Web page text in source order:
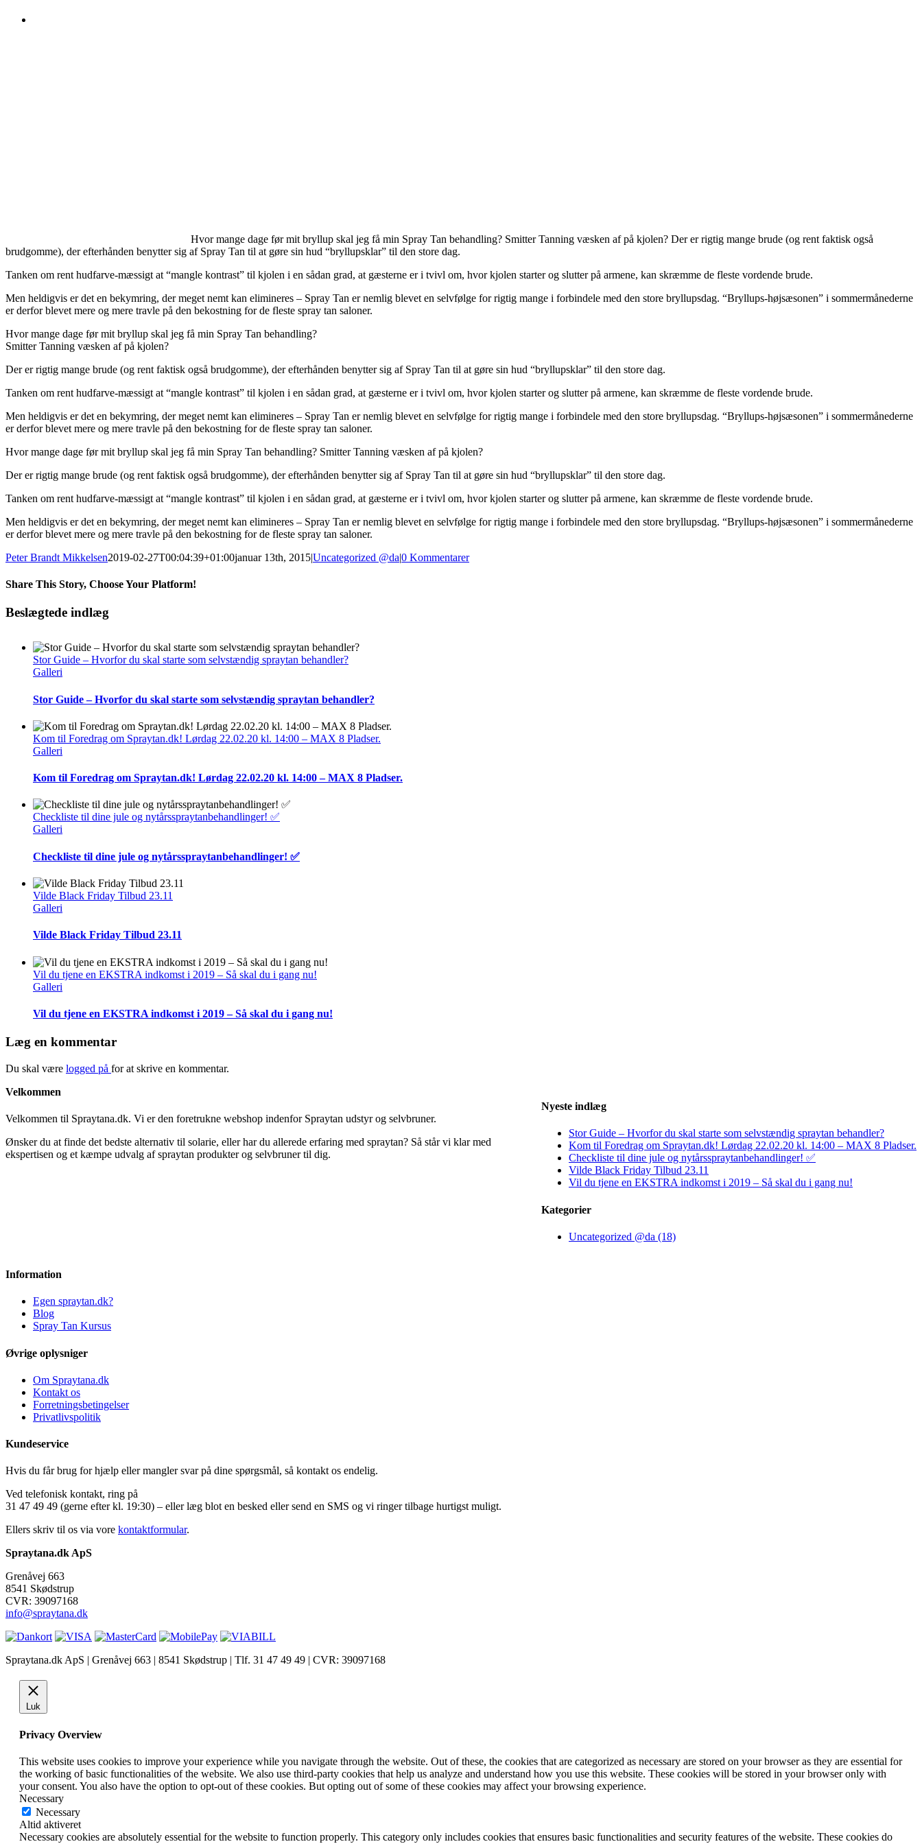
Hvor mange dage før mit bryllup skal jeg få min Spray Tan behandling? Smitter Tanning væsken af på kjolen? Der er rigtig mange brude (og rent faktisk også
brudgomme), der efterhånden benytter sig af Spray Tan til at gøre sin hud “bryllupsklar” til den store dag.
Tanken om rent hudfarve-mæssigt at “mangle kontrast” til kjolen i en sådan grad, at gæsterne er i tvivl om, hvor kjolen starter og slutter på armene, kan skræmme de fleste vordende brude.
Men heldigvis er det en bekymring, der meget nemt kan elimineres – Spray Tan er nemlig blevet en selvfølge for rigtig mange i forbindele med den store bryllupsdag. “Bryllups-højsæsonen” i sommermånederne
er derfor blevet mere og mere travle på den bekostning for de fleste spray tan saloner.
Hvor mange dage før mit bryllup skal jeg få min Spray Tan behandling?
Smitter Tanning væsken af på kjolen?
Der er rigtig mange brude (og rent faktisk også brudgomme), der efterhånden benytter sig af Spray Tan til at gøre sin hud “bryllupsklar” til den store dag.
Tanken om rent hudfarve-mæssigt at “mangle kontrast” til kjolen i en sådan grad, at gæsterne er i tvivl om, hvor kjolen starter og slutter på armene, kan skræmme de fleste vordende brude.
Men heldigvis er det en bekymring, der meget nemt kan elimineres – Spray Tan er nemlig blevet en selvfølge for rigtig mange i forbindele med den store bryllupsdag. “Bryllups-højsæsonen” i sommermånederne
er derfor blevet mere og mere travle på den bekostning for de fleste spray tan saloner.
Hvor mange dage før mit bryllup skal jeg få min Spray Tan behandling? Smitter Tanning væsken af på kjolen?
Der er rigtig mange brude (og rent faktisk også brudgomme), der efterhånden benytter sig af Spray Tan til at gøre sin hud “bryllupsklar” til den store dag.
Tanken om rent hudfarve-mæssigt at “mangle kontrast” til kjolen i en sådan grad, at gæsterne er i tvivl om, hvor kjolen starter og slutter på armene, kan skræmme de fleste vordende brude.
Men heldigvis er det en bekymring, der meget nemt kan elimineres – Spray Tan er nemlig blevet en selvfølge for rigtig mange i forbindele med den store bryllupsdag. “Bryllups-højsæsonen” i sommermånederne
er derfor blevet mere og mere travle på den bekostning for de fleste spray tan saloner.
Peter Brandt Mikkelsen2019-02-27T00:04:39+01:00januar 13th, 2015|Uncategorized @da|0 Kommentarer
Share This Story, Choose Your Platform!
facebook
twitter
linkedin
pinterest
Beslægtede indlæg
Stor Guide – Hvorfor du skal starte som selvstændig spraytan behandler?
Galleri
Stor Guide – Hvorfor du skal starte som selvstændig spraytan behandler?
Kom til Foredrag om Spraytan.dk! Lørdag 22.02.20 kl. 14:00 – MAX 8 Pladser.
Galleri
Kom til Foredrag om Spraytan.dk! Lørdag 22.02.20 kl. 14:00 – MAX 8 Pladser.
Checkliste til dine jule og nytårsspraytanbehandlinger! ✅
Galleri
Checkliste til dine jule og nytårsspraytanbehandlinger! ✅
Vilde Black Friday Tilbud 23.11
Galleri
Vilde Black Friday Tilbud 23.11
Vil du tjene en EKSTRA indkomst i 2019 – Så skal du i gang nu!
Galleri
Vil du tjene en EKSTRA indkomst i 2019 – Så skal du i gang nu!
Læg en kommentar
Du skal være logged på for at skrive en kommentar.
Nyeste indlæg
Stor Guide – Hvorfor du skal starte som selvstændig spraytan behandler?
Kom til Foredrag om Spraytan.dk! Lørdag 22.02.20 kl. 14:00 – MAX 8 Pladser.
Checkliste til dine jule og nytårsspraytanbehandlinger! ✅
Vilde Black Friday Tilbud 23.11
Vil du tjene en EKSTRA indkomst i 2019 – Så skal du i gang nu!
Kategorier
Uncategorized @da (18)
Velkommen
Velkommen til Spraytana.dk. Vi er den foretrukne webshop indenfor Spraytan udstyr og selvbruner.
Ønsker du at finde det bedste alternativ til solarie, eller har du allerede erfaring med spraytan? Så står vi klar med
ekspertisen og et kæmpe udvalg af spraytan produkter og selvbruner til dig.
Information
Egen spraytan.dk?
Blog
Spray Tan Kursus
Øvrige oplysniger
Om Spraytana.dk
Kontakt os
Forretningsbetingelser
Privatlivspolitik
Kundeservice
Hvis du får brug for hjælp eller mangler svar på dine spørgsmål, så kontakt os endelig.
Ved telefonisk kontakt, ring på
31 47 49 49 (gerne efter kl. 19:30) – eller læg blot en besked eller send en SMS og vi ringer tilbage hurtigst muligt.
Ellers skriv til os via vore kontaktformular.
Spraytana.dk ApS
Grenåvej 663
8541 Skødstrup
CVR: 39097168
info@spraytana.dk
Spraytana.dk ApS | Grenåvej 663 | 8541 Skødstrup | Tlf. 31 47 49 49 | CVR: 39097168
Luk
Privacy Overview
This website uses cookies to improve your experience while you navigate through the website. Out of these, the cookies that are categorized as necessary are stored on your browser as they are essential for
the working of basic functionalities of the website. We also use third-party cookies that help us analyze and understand how you use this website. These cookies will be stored in your browser only with
your consent. You also have the option to opt-out of these cookies. But opting out of some of these cookies may affect your browsing experience.
Necessary
Necessary
Altid aktiveret
Necessary cookies are absolutely essential for the website to function properly. This category only includes cookies that ensures basic functionalities and security features of the website. These cookies do